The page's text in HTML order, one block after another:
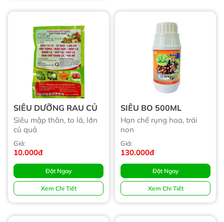
SIÊU DƯỠNG RAU CỦ
Siêu mập thân, to lá, lớn
củ quả
Giá:
10.000đ
Đặt Ngay
Xem Chi Tiết
SIÊU BO 500ML
Hạn chế rụng hoa, trái
non
Giá:
130.000đ
Đặt Ngay
Xem Chi Tiết